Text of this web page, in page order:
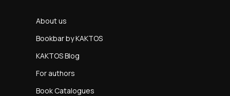
About us
Bookbar by KAKTOS
KAKTOS Blog
For authors
Book Catalogues